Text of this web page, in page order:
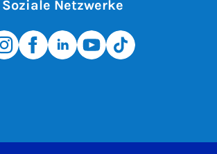
Soziale Netzwerke